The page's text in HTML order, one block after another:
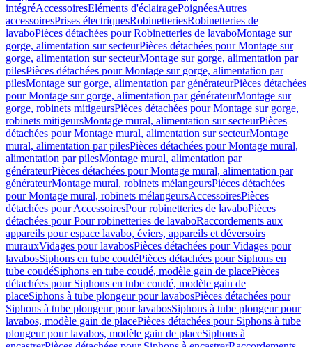
intégréAccessoiresEléments d'éclairagePoignéesAutres
accessoiresPrises électriquesRobinetteriesRobinetteries de
lavaboPièces détachées pour Robinetteries de lavaboMontage sur
gorge, alimentation sur secteurPièces détachées pour Montage sur
gorge, alimentation sur secteurMontage sur gorge, alimentation par
pilesPièces détachées pour Montage sur gorge, alimentation par
pilesMontage sur gorge, alimentation par générateurPièces détachées
pour Montage sur gorge, alimentation par générateurMontage sur
gorge, robinets mitigeursPièces détachées pour Montage sur gorge,
robinets mitigeursMontage mural, alimentation sur secteurPièces
détachées pour Montage mural, alimentation sur secteurMontage
mural, alimentation par pilesPièces détachées pour Montage mural,
alimentation par pilesMontage mural, alimentation par
générateurPièces détachées pour Montage mural, alimentation par
générateurMontage mural, robinets mélangeursPièces détachées
pour Montage mural, robinets mélangeursAccessoiresPièces
détachées pour AccessoiresPour robinetteries de lavaboPièces
détachées pour Pour robinetteries de lavaboRaccordements aux
appareils pour espace lavabo, éviers, appareils et déversoirs
murauxVidages pour lavabosPièces détachées pour Vidages pour
lavabosSiphons en tube coudéPièces détachées pour Siphons en
tube coudéSiphons en tube coudé, modèle gain de placePièces
détachées pour Siphons en tube coudé, modèle gain de
placeSiphons à tube plongeur pour lavabosPièces détachées pour
Siphons à tube plongeur pour lavabosSiphons à tube plongeur pour
lavabos, modèle gain de placePièces détachées pour Siphons à tube
plongeur pour lavabos, modèle gain de placeSiphons à